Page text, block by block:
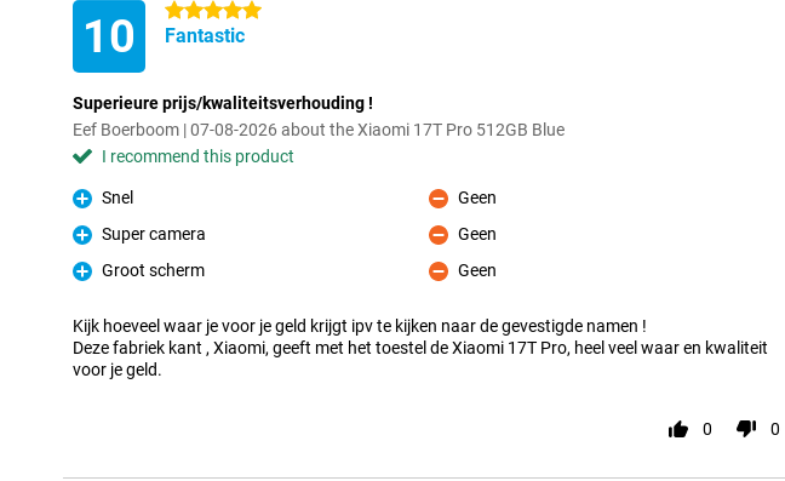
10 5 stars
Fantastic
Superieure prijs/kwaliteitsverhouding !
Eef Boerboom | 07-08-2026 about the Xiaomi 17T Pro 512GB Blue
I recommend this product
Pro
Snel
Pro
Super camera
Pro
Groot scherm
Con
Geen
Con
Geen
Con
Geen
Kijk hoeveel waar je voor je geld krijgt ipv te kijken naar de gevestigde namen !
Deze fabriek kant , Xiaomi, geeft met het toestel de Xiaomi 17T Pro, heel veel waar en kwaliteit
voor je geld.
0 0